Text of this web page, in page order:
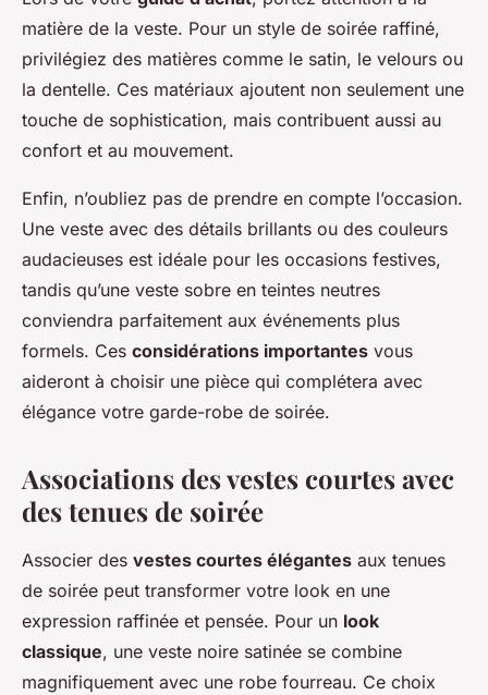
matière de la veste. Pour un style de soirée raffiné,
privilégiez des matières comme le satin, le velours ou
la dentelle. Ces matériaux ajoutent non seulement une
touche de sophistication, mais contribuent aussi au
confort et au mouvement.
Enfin, n’oubliez pas de prendre en compte l’occasion.
Une veste avec des détails brillants ou des couleurs
audacieuses est idéale pour les occasions festives,
tandis qu’une veste sobre en teintes neutres
conviendra parfaitement aux événements plus
formels. Ces considérations importantes vous
aideront à choisir une pièce qui complétera avec
élégance votre garde-robe de soirée.
Associations des vestes courtes avec
des tenues de soirée
Associer des vestes courtes élégantes aux tenues
de soirée peut transformer votre look en une
expression raffinée et pensée. Pour un look
classique, une veste noire satinée se combine
magnifiquement avec une robe fourreau. Ce choix